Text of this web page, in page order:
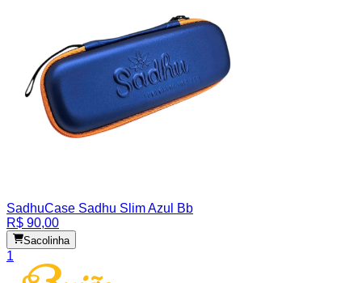
SadhuCase Sadhu Slim Azul Bb
R$ 90,00
Sacolinha
1